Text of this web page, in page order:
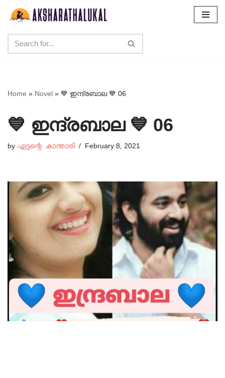
content
Home » Novel » 💙 ഇന്ദ്രബാല 💙 06
💙 ഇന്ദ്രബാല 💙 06
by ഏട്ടന്റെ കാന്താരി February 8, 2021